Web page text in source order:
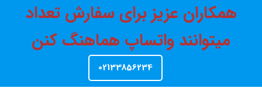
همکاران عزیز برای سفارش تعداد
میتوانند واتساپ هماهنگ کنن
02133856234